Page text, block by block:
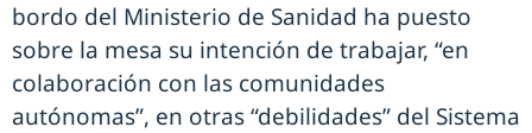
bordo del Ministerio de Sanidad ha puesto
sobre la mesa su intención de trabajar, “en
colaboración con las comunidades
autónomas”, en otras “debilidades” del Sistema